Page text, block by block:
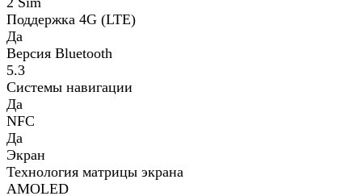
Поддержка 4G (LTE)
Да
Версия Bluetooth
5.3
Системы навигации
Да
NFC
Да
Экран
Технология матрицы экрана
AMOLED